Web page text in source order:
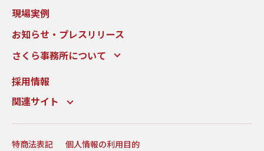
現場実例
お知らせ・プレスリリース
さくら事務所について
採用情報
関連サイト
特商法表記
個人情報の利用目的